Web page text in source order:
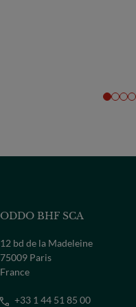
ODDO BHF SCA
12 bd de la Madeleine
75009 Paris
France
+33 1 44 51 85 00